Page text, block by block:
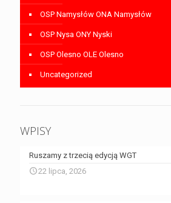
OSP Namysłów ONA Namysłów
OSP Nysa ONY Nyski
OSP Olesno OLE Olesno
Uncategorized
WPISY
Ruszamy z trzecią edycją WGT
22 lipca, 2026